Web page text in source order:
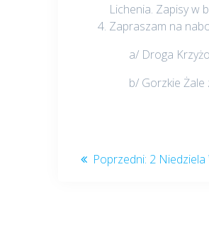
Lichenia. Zapisy w
Zapraszam na
a/ Droga Krzyżowa
b/ Gorzkie Żale z
Nawigacja
Poprzedni: Poprzedni
2 Niedziela